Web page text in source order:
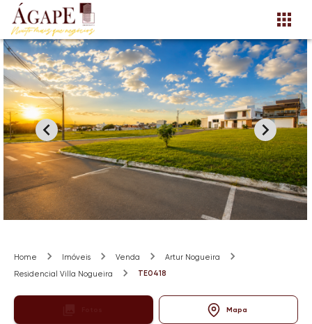
Home Imóveis Venda
Artur Nogueira
Residencial Villa Nogueira
TE0418
Mapa